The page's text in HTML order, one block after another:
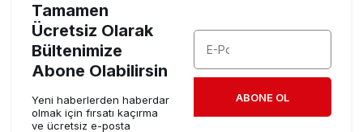
Tamamen
Ücretsiz Olarak
Bültenimize
Abone Olabilirsin
Yeni haberlerden haberdar
olmak için fırsatı kaçırma
ve ücretsiz e-posta
ABONE OL